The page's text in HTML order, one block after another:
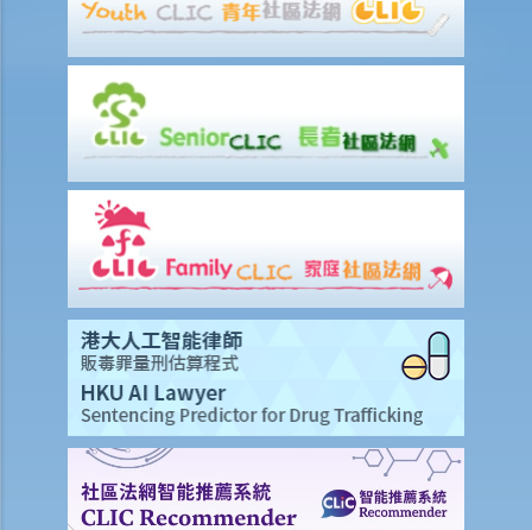
4. 如果父母一方获得子女的管养权，可以为子女做出哪些决定？
5. 如果父母双方都获得子女的共同管养权，父母一方可以为子女做出哪
6. 如果父母双方都获得子女的共同管养权，并就着子女有育儿纠纷，父
母可以怎么做？
7. 被授予子女单独管养权的父母在为子女做出决定之前是否需要咨询另
8. 管养父母是否可以私下将管养权转让给非管养父母？
9. 什么是「留宿探视」和「监管探视」？
10. 如果没有管养权的父母被允许探视，获得管养权的父母是否可以阻
止另一方探望他/她的孩子？
11. 如果没有管养权的父母被另一方无合理理由阻止探望子女，他/她可
以怎么办？
2. 赡养费
1. 法庭在评定子女的赡养费时，会考虑什么因素？